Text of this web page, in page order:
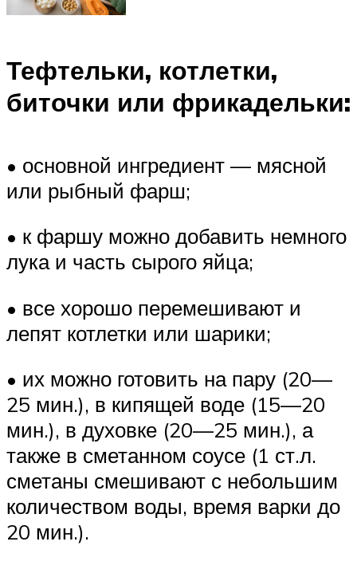
Тефтельки, котлетки,
биточки или фрикадельки:
• основной ингредиент — мясной
или рыбный фарш;
• к фаршу можно добавить немного
лука и часть сырого яйца;
• все хорошо перемешивают и
лепят котлетки или шарики;
• их можно готовить на пару (20—
25 мин.), в кипящей воде (15—20
мин.), в духовке (20—25 мин.), а
также в сметанном соусе (1 ст.л.
сметаны смешивают с небольшим
количеством воды, время варки до
20 мин.).